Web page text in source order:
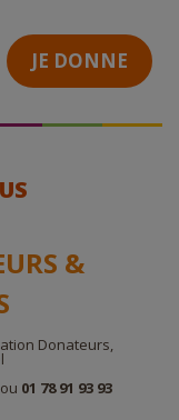
JE DONNE
&
Donateurs,
ou 01 78 91 93 93